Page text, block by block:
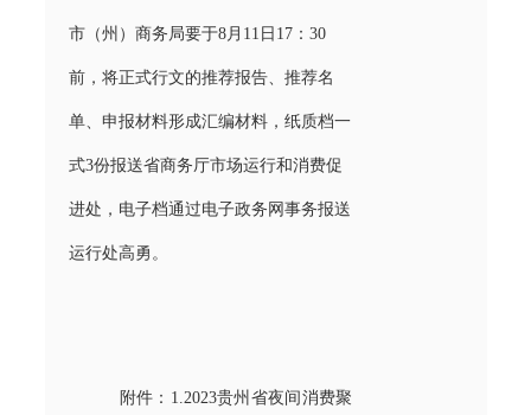
市（州）商务局要于8月11日17：30
前，将正式行文的推荐报告、推荐名
单、申报材料形成汇编材料，纸质档一
式3份报送省商务厅市场运行和消费促
进处，电子档通过电子政务网事务报送
运行处高勇。
附件：1.2023贵州省夜间消费聚